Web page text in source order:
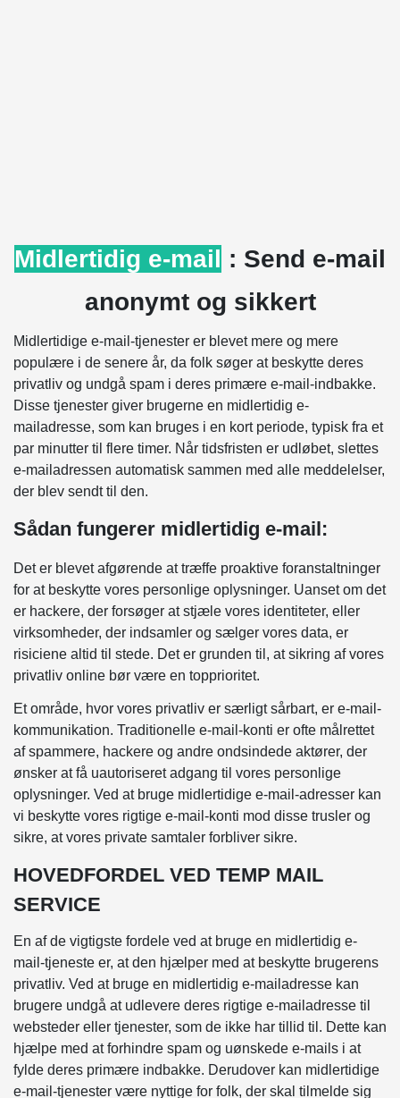
Midlertidig e-mail : Send e-mail
anonymt og sikkert
Midlertidige e-mail-tjenester er blevet mere og mere
populære i de senere år, da folk søger at beskytte deres
privatliv og undgå spam i deres primære e-mail-indbakke.
Disse tjenester giver brugerne en midlertidig e-
mailadresse, som kan bruges i en kort periode, typisk fra et
par minutter til flere timer. Når tidsfristen er udløbet, slettes
e-mailadressen automatisk sammen med alle meddelelser,
der blev sendt til den.
Sådan fungerer midlertidig e-mail:
Det er blevet afgørende at træffe proaktive foranstaltninger
for at beskytte vores personlige oplysninger. Uanset om det
er hackere, der forsøger at stjæle vores identiteter, eller
virksomheder, der indsamler og sælger vores data, er
risiciene altid til stede. Det er grunden til, at sikring af vores
privatliv online bør være en topprioritet.
Et område, hvor vores privatliv er særligt sårbart, er e-mail-
kommunikation. Traditionelle e-mail-konti er ofte målrettet
af spammere, hackere og andre ondsindede aktører, der
ønsker at få uautoriseret adgang til vores personlige
oplysninger. Ved at bruge midlertidige e-mail-adresser kan
vi beskytte vores rigtige e-mail-konti mod disse trusler og
sikre, at vores private samtaler forbliver sikre.
HOVEDFORDEL VED TEMP MAIL
SERVICE
En af de vigtigste fordele ved at bruge en midlertidig e-
mail-tjeneste er, at den hjælper med at beskytte brugerens
privatliv. Ved at bruge en midlertidig e-mailadresse kan
brugere undgå at udlevere deres rigtige e-mailadresse til
websteder eller tjenester, som de ikke har tillid til. Dette kan
hjælpe med at forhindre spam og uønskede e-mails i at
fylde deres primære indbakke. Derudover kan midlertidige
e-mail-tjenester være nyttige for folk, der skal tilmelde sig